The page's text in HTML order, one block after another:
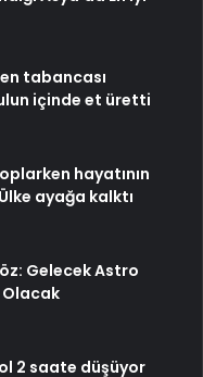
tabancası
içinde et üretti
hayatının
ayağa kalktı
Gelecek Astro
2 saate düşüyor